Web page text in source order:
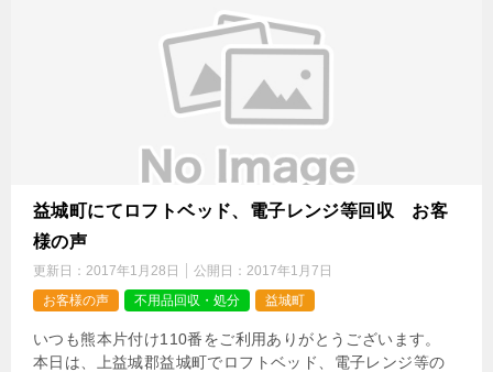
益城町にてロフトベッド、電子レンジ等回収 お客
様の声
更新日： 2017年1月28日 公開日： 2017年1月7日
お客様の声
不用品回収・処分 益城町
いつも熊本片付け110番をご利用ありがとうございます。
本日は、上益城郡益城町でロフトベッド、電子レンジ等の